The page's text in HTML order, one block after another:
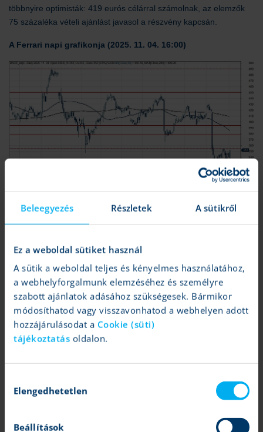
Beleegyezés Részletek A sütikről
Ez a weboldal sütiket használ
A sütik a weboldal teljes és kényelmes használatához,
a webhelyforgalmunk elemzéséhez és személyre
szabott ajánlatok adásához szükségesek. Bármikor
módosíthatod vagy visszavonhatod a webhelyen adott
hozzájárulásodat a Cookie (süti)
tájékoztatás oldalon.
kiválasztása
Elengedhetetlen
Beállítások
többnyire optimisták: 419 eurós célárral számolnak, az elemzők
75 százaléka vételi ajánlást javasol a részvény kapcsán.
A Ferrari napi grafikonja (2025. 11. 04. 16:00)
Időtartam:
Közép táv (néhány hónap)
Elemzői kitettség:
Az elemzés magyar szerzője a fenti
értékpapírból nem rendelkezik részvényekkel.
Folytatná az erős teljesítményt a Ferrari
Mohácsi Mihály | 2024.01.03 15:12
Érdekes szinteken az árfolyam
Tovább
Varga Dániel | 2022.02.09 13:10
A fenti marketingközleményt a Patria Finance Magyarországi